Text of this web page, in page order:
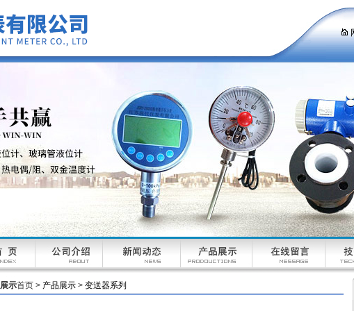
示首页 > 产品展示 > 变送器系列